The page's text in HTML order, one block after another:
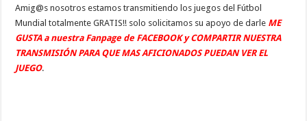
Amig@s nosotros estamos transmitiendo los juegos del Fútbol
Mundial totalmente GRATIS!! solo solicitamos su apoyo de darle ME
GUSTA a nuestra Fanpage de FACEBOOK y COMPARTIR NUESTRA
TRANSMISIÓN PARA QUE MAS AFICIONADOS PUEDAN VER EL
JUEGO.